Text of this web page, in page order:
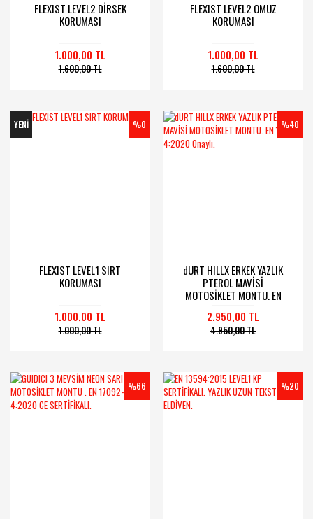
FLEXIST LEVEL2 DİRSEK
KORUMASI
1.000,00 TL
1.600,00 TL
FLEXIST LEVEL2 OMUZ
KORUMASI
1.000,00 TL
1.600,00 TL
YENİ %0
FLEXIST LEVEL1 SIRT
KORUMASI
1.000,00 TL
1.000,00 TL
%40
dURT HILLX ERKEK YAZLIK
PTEROL MAVİSİ
MOTOSİKLET MONTU. EN
2.950,00 TL
4.950,00 TL
%66 %20